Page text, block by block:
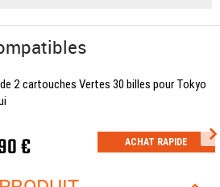
2 cartouches Vertes 30 billes pour Tokyo
€ ACHAT RAPIDE